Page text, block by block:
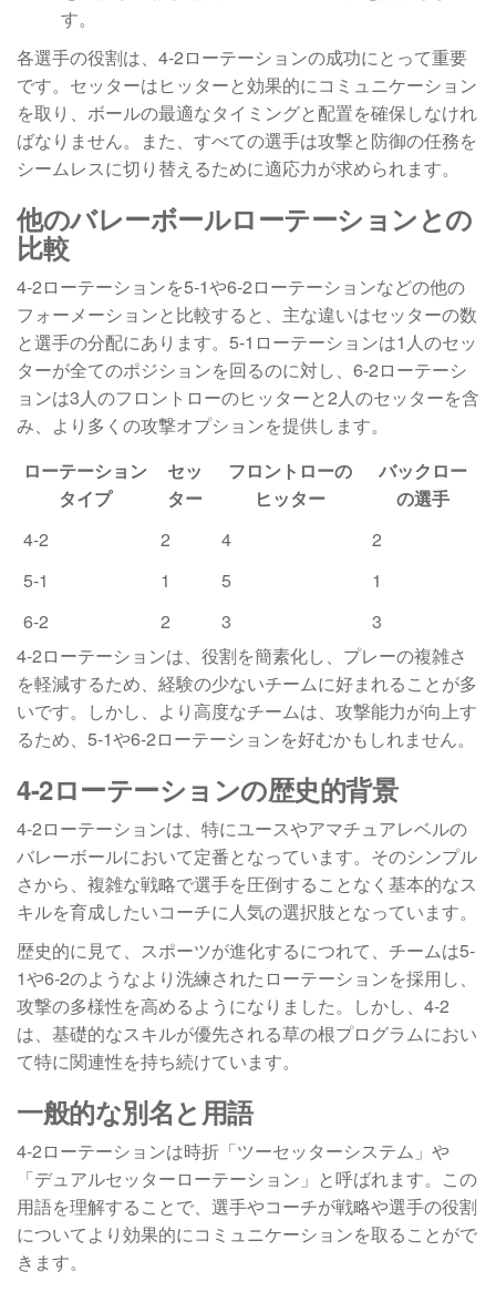
す。
各選手の役割は、4-2ローテーションの成功にとって重要
です。セッターはヒッターと効果的にコミュニケーション
を取り、ボールの最適なタイミングと配置を確保しなけれ
ばなりません。また、すべての選手は攻撃と防御の任務を
シームレスに切り替えるために適応力が求められます。
他のバレーボールローテーションとの
比較
4-2ローテーションを5-1や6-2ローテーションなどの他の
フォーメーションと比較すると、主な違いはセッターの数
と選手の分配にあります。5-1ローテーションは1人のセッ
ターが全てのポジションを回るのに対し、6-2ローテーシ
ョンは3人のフロントローのヒッターと2人のセッターを含
み、より多くの攻撃オプションを提供します。
ローテーション
タイプ
セッ
ター
フロントローの
ヒッター
バックロー
の選手
4-2
2 4
2
5-1
1 5
1
6-2
2 3
3
4-2ローテーションは、役割を簡素化し、プレーの複雑さ
を軽減するため、経験の少ないチームに好まれることが多
いです。しかし、より高度なチームは、攻撃能力が向上す
るため、5-1や6-2ローテーションを好むかもしれません。
4-2ローテーションの歴史的背景
4-2ローテーションは、特にユースやアマチュアレベルの
バレーボールにおいて定番となっています。そのシンプル
さから、複雑な戦略で選手を圧倒することなく基本的なス
キルを育成したいコーチに人気の選択肢となっています。
歴史的に見て、スポーツが進化するにつれて、チームは5-
1や6-2のようなより洗練されたローテーションを採用し、
攻撃の多様性を高めるようになりました。しかし、4-2
は、基礎的なスキルが優先される草の根プログラムにおい
て特に関連性を持ち続けています。
一般的な別名と用語
4-2ローテーションは時折「ツーセッターシステム」や
「デュアルセッターローテーション」と呼ばれます。この
用語を理解することで、選手やコーチが戦略や選手の役割
についてより効果的にコミュニケーションを取ることがで
きます。